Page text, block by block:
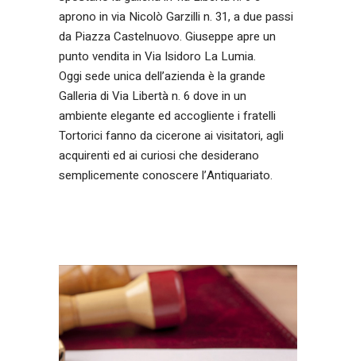
aprono in via Nicolò Garzilli n. 31, a due passi
da Piazza Castelnuovo. Giuseppe apre un
punto vendita in Via Isidoro La Lumia.
Oggi sede unica dell’azienda è la grande
Galleria di Via Libertà n. 6 dove in un
ambiente elegante ed accogliente i fratelli
Tortorici fanno da cicerone ai visitatori, agli
acquirenti ed ai curiosi che desiderano
semplicemente conoscere l’Antiquariato.